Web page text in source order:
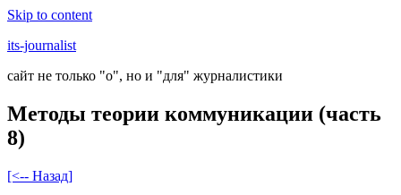
Skip to content
its-journalist
сайт не только "о", но и "для" журналистики
Методы теории коммуникации (часть
8)
[<-- Назад]